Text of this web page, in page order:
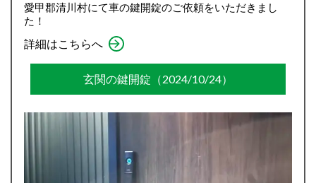
愛甲郡清川村にて車の鍵開錠のご依頼をいただきまし
た！
詳細はこちらへ
玄関の鍵開錠（2024/10/24）